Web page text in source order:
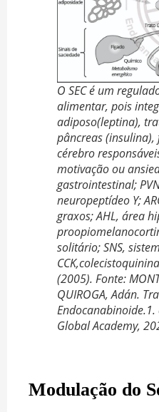
O SEC é um
alimentar, pois
adiposo(leptina),
pâncreas
cérebro
motivação ou
gastrointestinal;
neuropeptídeo Y;
graxos; AHL, área
solitário; SNS,
(2005). Fonte:
QUIROGA, Adán.
Global Academy,
Modulação do